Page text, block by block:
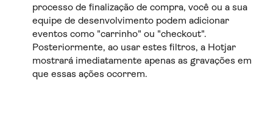
processo de finalização de compra, você ou a sua
equipe de desenvolvimento podem adicionar
eventos como "carrinho" ou "checkout".
Posteriormente, ao usar estes filtros, a Hotjar
mostrará imediatamente apenas as gravações em
que essas ações ocorrem.